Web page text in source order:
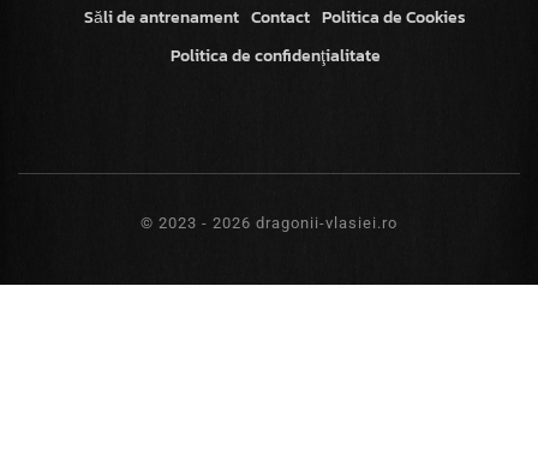
Săli de antrenament Contact Politica de Cookies
Politica de confidenţialitate
© 2023 - 2026 dragonii-vlasiei.ro